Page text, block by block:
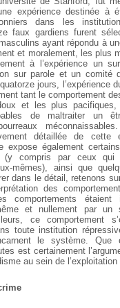
expérience destinée à
dans les
faux gardiens furent
ayant répondu à
et moralement, les plus
à l’expérience un
sur parole et un comité
quatorze jours, l’expérience
tant le comportement
et les plus
de maltraiter un
détaillée de cette
exposeégalement
(y compris par ceux qui
mêmes), ainsi que
dans le détail, retenons
des
comportements étaient
et nullement par un
ce comportement
toute institution
le système. Que
est certainement
au sein de l’exploitation